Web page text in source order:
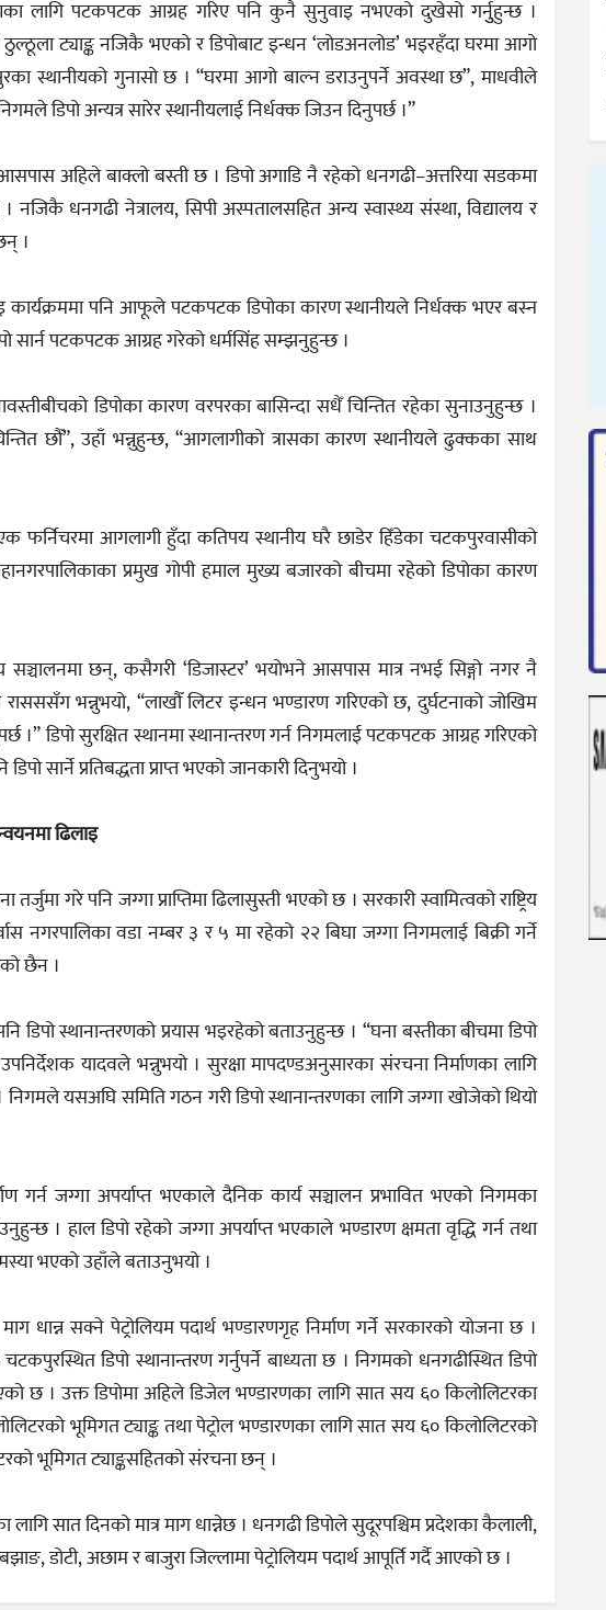
लागि पटकपटक आग्रह गरिए पनि कुनै सुनुवाइ नभएको दुखेसो गर्नुुहुन्छ ।
ठुल्ठूला ट्याङ्क नजिकै भएको र डिपोबाट इन्धन ‘लोडअनलोड’ भइरहँदा घरमा आगो
स्थानीयको गुनासो छ । “घरमा आगो बाल्न डराउनुपर्ने अवस्था छ”, माधवीले
डिपो अन्यत्र सारेर स्थानीयलाई निर्धक्क जिउन दिनुपर्छ ।”
अहिले बाक्लो बस्ती छ । डिपो अगाडि नै रहेको धनगढी–अत्तरिया सडकमा
नजिकै धनगढी नेत्रालय, सिपी अस्पतालसहित अन्य स्वास्थ्य संस्था, विद्यालय र
।
कार्यक्रममा पनि आफूले पटकपटक डिपोका कारण स्थानीयले निर्धक्क भएर बस्न
सार्न पटकपटक आग्रह गरेको धर्मसिंह सम्झनुहुन्छ ।
डिपोका कारण वरपरका बासिन्दा सधैँ चिन्तित रहेका सुनाउनुहुन्छ ।
छौँ”, उहाँ भन्नुहुन्छ, “आगलागीको त्रासका कारण स्थानीयले ढुक्कका साथ
फर्निचरमा आगलागी हुँदा कतिपय स्थानीय घरै छाडेर हिँडेका चटकपुरवासीको
प्रमुख गोपी हमाल मुख्य बजारको बीचमा रहेको डिपोका कारण
सञ्चालनमा छन्, कसैगरी ‘डिजास्टर’ भयोभने आसपास मात्र नभई सिङ्गो नगर नै
भन्नुभयो, “लाखौँ लिटर इन्धन भण्डारण गरिएको छ, दुर्घटनाको जोखिम
।” डिपो सुरक्षित स्थानमा स्थानान्तरण गर्न निगमलाई पटकपटक आग्रह गरिएको
सार्ने प्रतिबद्धता प्राप्त भएको जानकारी दिनुभयो ।
ढिलाइ
गरे पनि जग्गा प्राप्तिमा ढिलासुस्ती भएको छ । सरकारी स्वामित्वको राष्ट्रिय
नगरपालिका वडा नम्बर ३ र ५ मा रहेको २२ बिघा जग्गा निगमलाई बिक्री गर्ने
छैन ।
डिपो स्थानान्तरणको प्रयास भइरहेको बताउनुहुन्छ । “घना बस्तीका बीचमा डिपो
यादवले भन्नुभयो । सुरक्षा मापदण्डअनुसारका संरचना निर्माणका लागि
यसअघि समिति गठन गरी डिपो स्थानान्तरणका लागि जग्गा खोजेको थियो
गर्न जग्गा अपर्याप्त भएकाले दैनिक कार्य सञ्चालन प्रभावित भएको निगमका
। हाल डिपो रहेको जग्गा अपर्याप्त भएकाले भण्डारण क्षमता वृद्धि गर्न तथा
भएको उहाँले बताउनुभयो ।
धान्न सक्ने पेट्रोलियम पदार्थ भण्डारणगृह निर्माण गर्ने सरकारको योजना छ ।
डिपो स्थानान्तरण गर्नुपर्ने बाध्यता छ । निगमको धनगढीस्थित डिपो
छ । उक्त डिपोमा अहिले डिजेल भण्डारणका लागि सात सय ६० किलोलिटरका
भूमिगत ट्याङ्क तथा पेट्रोल भण्डारणका लागि सात सय ६० किलोलिटरको
भूमिगत ट्याङ्कसहितको संरचना छन् ।
लागि सात दिनको मात्र माग धान्नेछ । धनगढी डिपोले सुदूरपश्चिम प्रदेशका कैलाली,
डोटी, अछाम र बाजुरा जिल्लामा पेट्रोलियम पदार्थ आपूर्ति गर्दै आएको छ ।